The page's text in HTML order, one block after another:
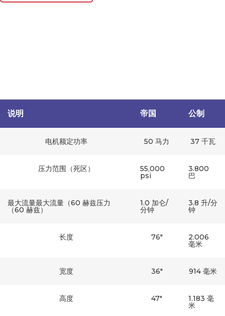
说明 帝国 公制
电机额定功率 50 马力 37 千瓦
压力范围（死区） 55,000
psi
3.800
巴
最大流量最大流量（60 赫兹压力
（60 赫兹）
1.0 加仑/
分钟
3.8 升/分
钟
长度 76″ 2.006
毫米
宽度 36″ 914 毫米
高度 47″ 1.183 毫
米